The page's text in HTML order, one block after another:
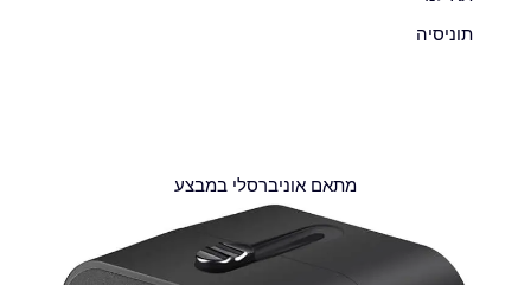
תוניסיה
מתאם אוניברסלי במבצע